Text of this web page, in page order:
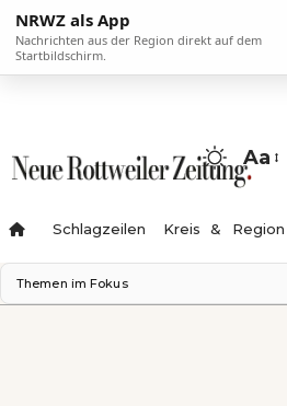
NRWZ als App
Nachrichten aus der Region direkt auf dem
Startbildschirm.
Aa
Schlagzeilen Kreis & Region
Themen im Fokus